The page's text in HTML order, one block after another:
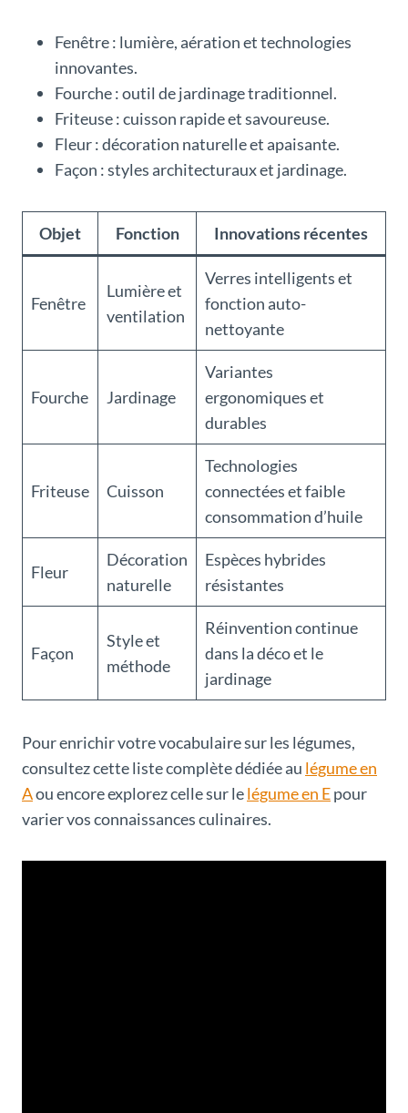
Fenêtre : lumière, aération et technologies
innovantes.
Fourche : outil de jardinage traditionnel.
Friteuse : cuisson rapide et savoureuse.
Fleur : décoration naturelle et apaisante.
Façon : styles architecturaux et jardinage.
Objet Fonction Innovations récentes
Fenêtre
Lumière et
ventilation
Verres intelligents et
fonction auto-
nettoyante
Fourche Jardinage
Variantes
ergonomiques et
durables
Friteuse Cuisson
Technologies
connectées et faible
consommation d’huile
Fleur
Décoration
naturelle
Espèces hybrides
résistantes
Façon
Style et
méthode
Réinvention continue
dans la déco et le
jardinage
Pour enrichir votre vocabulaire sur les légumes,
consultez cette liste complète dédiée au légume en
Aou encore explorez celle sur lelégume en Epour
varier vos connaissances culinaires.